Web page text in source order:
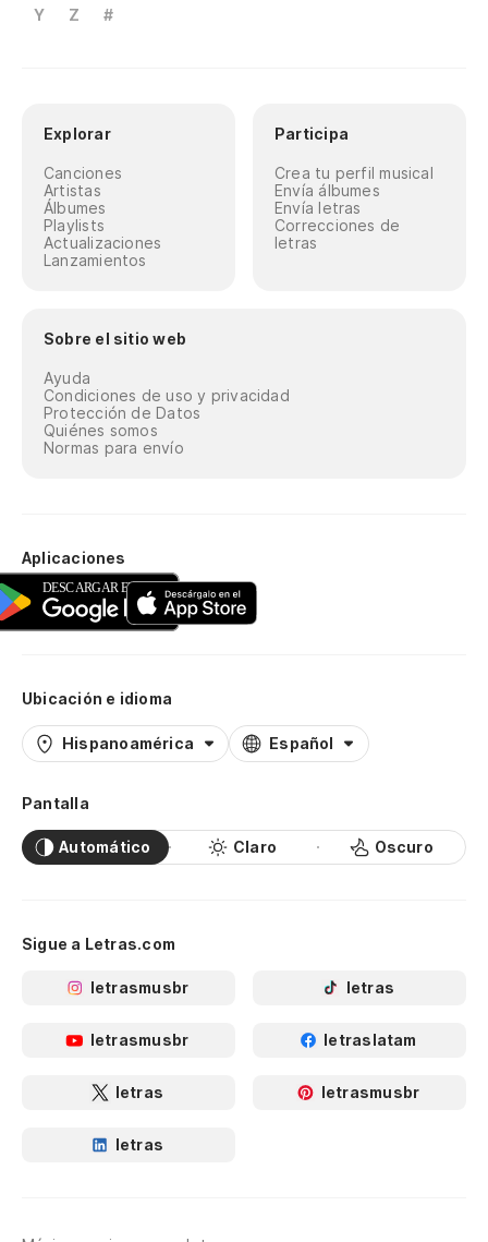
Y
Z #
Explorar
Canciones
Artistas
Álbumes
Playlists
Actualizaciones
Lanzamientos
Participa
Crea tu perfil musical
Envía álbumes
Envía letras
Correcciones de
letras
Sobre el sitio web
Ayuda
Condiciones de uso y privacidad
Protección de Datos
Quiénes somos
Normas para envío
Aplicaciones
Ubicación e idioma
Hispanoamérica Español
Pantalla
Automático Claro Oscuro
Sigue a Letras.com
letrasmusbr letras
letrasmusbr letraslatam
letras letrasmusbr
letras